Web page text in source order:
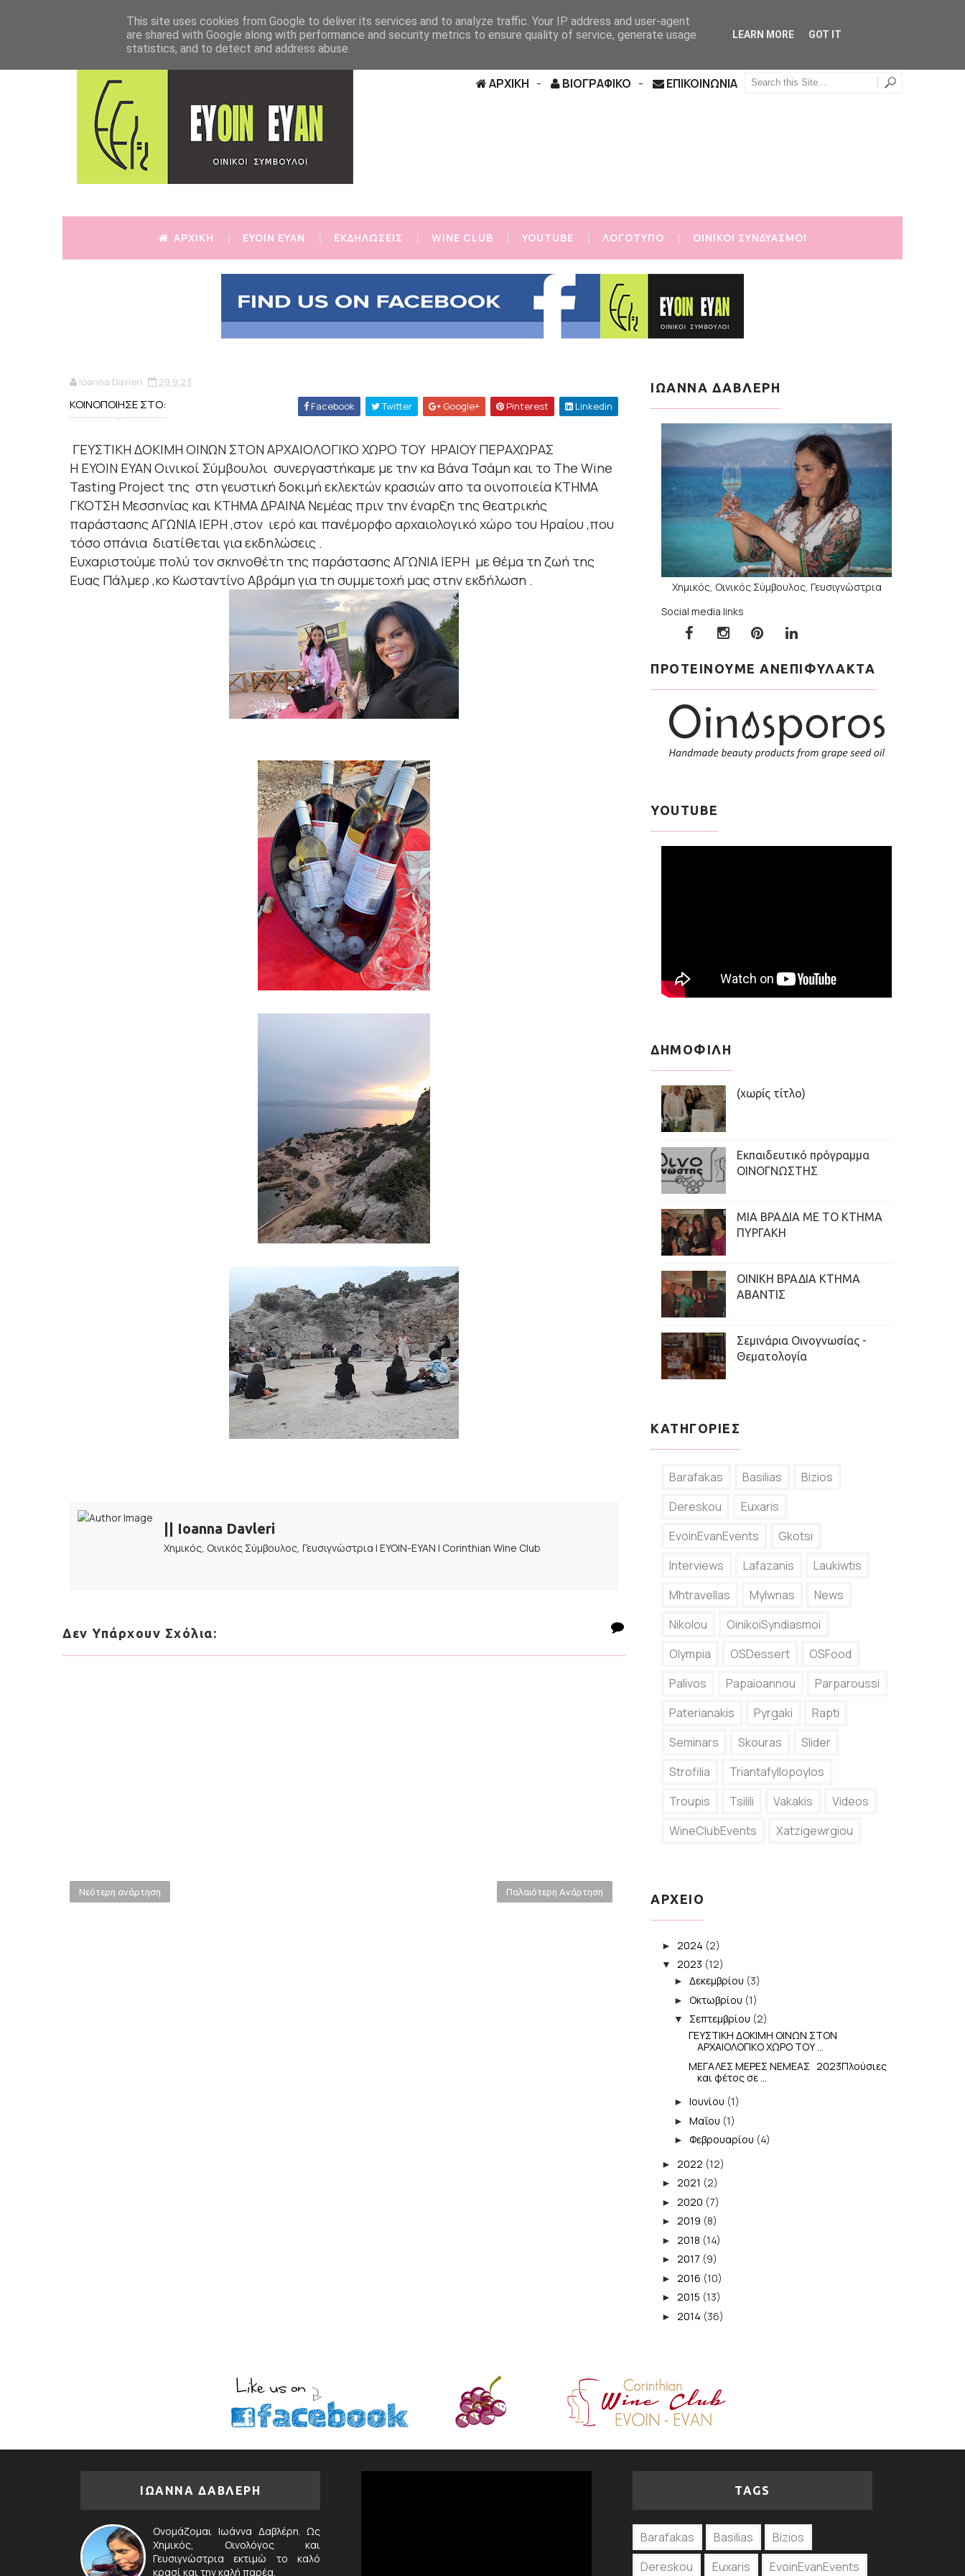
ΑΡΧΙΚΗ ΒΙΟΓΡΑΦΙΚΟ ΕΠΙΚΟΙΝΩΝΙΑ
ΑΡΧΙΚΗ EYOIN EYAN ΕΚΔΗΛΩΣΕΙΣ WINE CLUB YOUTUBE ΛΟΓΟΤΥΠΟ ΟΙΝΙΚΟΙ ΣΥΝΔΥΑΣΜΟΙ
Ioanna Davleri 29.9.23
ΚΟΙΝΟΠΟΙΗΣΕ ΣΤΟ: Facebook Twitter Google+ Pinterest Linkedin
ΓΕΥΣΤΙΚΗ ΔΟΚΙΜΗ ΟΙΝΩΝ ΣΤΟΝ ΑΡΧΑΙΟΛΟΓΙΚΟ ΧΩΡΟ ΤΟΥ ΗΡΑΙΟΥ ΠΕΡΑΧΩΡΑΣ
Η ΕΥΟΙΝ ΕΥΑΝ Οινικοί Σύμβουλοι συνεργαστήκαμε με την κα Βάνα Τσάμη και το The Wine
Tasting Project της στη γευστική δοκιμή εκλεκτών κρασιών απο τα οινοποιεία ΚΤΗΜΑ
ΓΚΟΤΣΗ Μεσσηνίας και ΚΤΗΜΑ ΔΡΑΙΝΑ Νεμέας πριν την έναρξη της θεατρικής
παράστασης ΑΓΩΝΙΑ ΙΕΡΗ ,στον ιερό και πανέμορφο αρχαιολογικό χώρο του Ηραίου ,που
τόσο σπάνια διατίθεται για εκδηλώσεις .
Ευχαριστούμε πολύ τον σκηνοθέτη της παράστασης ΑΓΩΝΙΑ ΙΕΡΗ με θέμα τη ζωή της
Ευας Πάλμερ ,κο Κωσταντίνο Αβράμη για τη συμμετοχή μας στην εκδήλωση .
|| Ioanna Davleri
Χημικός, Οινικός Σύμβουλος, Γευσιγνώστρια | ΕΥΟΙΝ-ΕΥΑΝ | Corinthian Wine Club
Δεν Υπάρχουν Σχόλια:
Νεότερη ανάρτηση Παλαιότερη Ανάρτηση
ΙΩΑΝΝΑ ΔΑΒΛΕΡΗ
Χημικός, Οινικός Σύμβουλος, Γευσιγνώστρια
Social media links
ΠΡΟΤΕΙΝΟΥΜΕ ΑΝΕΠΙΦΥΛΑΚΤΑ
YOUTUBE
ΔΗΜΟΦΙΛΗ
(χωρίς τίτλο)
Εκπαιδευτικό πρόγραμμα
ΟΙΝΟΓΝΩΣΤΗΣ
ΜΙΑ ΒΡΑΔΙΑ ΜΕ ΤΟ ΚΤΗΜΑ
ΠΥΡΓΑΚΗ
ΟΙΝΙΚΗ ΒΡΑΔΙΑ ΚΤΗΜΑ
ΑΒΑΝΤΙΣ
Σεμινάρια Οινογνωσίας -
Θεματολογία
ΚΑΤΗΓΟΡΙΕΣ
Barafakas Basilias
Bizios
Dereskou
Euxaris
EvoinEvanEvents
Gkotsi
Interviews
Lafazanis
Laukiwtis
Mhtravellas
Mylwnas
News
Nikolou
OinikoiSyndiasmoi
Olympia
OSDessert
OSFood
Palivos
Papaioannou
Parparoussi
Paterianakis
Pyrgaki
Rapti
Seminars
Skouras
Slider
Strofilia
Triantafyllopoylos
Troupis
Tsilili Vakakis
Videos
WineClubEvents
Xatzigewrgiou
ΑΡΧΕΙΟ
► 2024 (2)
▼ 2023 (12)
► Δεκεμβρίου (3)
► Οκτωβρίου (1)
▼ Σεπτεμβρίου (2)
ΓΕΥΣΤΙΚΗ ΔΟΚΙΜΗ ΟΙΝΩΝ ΣΤΟΝ
ΑΡΧΑΙΟΛΟΓΙΚΟ ΧΩΡΟ ΤΟΥ ...
MEΓΑΛΕΣ ΜΕΡΕΣ ΝΕΜΕΑΣ 2023Πλούσιες
και φέτος σε ...
► Ιουνίου (1)
► Μαΐου (1)
► Φεβρουαρίου (4)
► 2022 (12)
► 2021 (2)
► 2020 (7)
► 2019 (8)
► 2018 (14)
► 2017 (9)
► 2016 (10)
► 2015 (13)
► 2014 (36)
ΙΩΑΝΝΑ ΔΑΒΛΕΡΗ
Ονομάζομαι Ιωάννα Δαβλέρη. Ως
Χημικός, Οινολόγος και
Γευσιγνώστρια εκτιμώ το καλό
κρασί και την καλή παρέα.
TAGS
Barafakas Basilias
Bizios
Dereskou
Euxaris EvoinEvanEvents
This site uses cookies from Google to deliver its services and to analyze traffic. Your IP address and user-agent
are shared with Google along with performance and security metrics to ensure quality of service, generate usage
statistics, and to detect and address abuse.
LEARN MORE GOT IT